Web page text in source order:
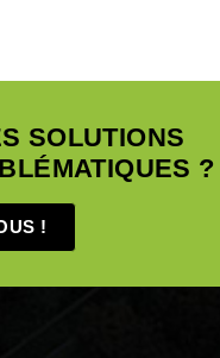
SOLUTIONS
?
!